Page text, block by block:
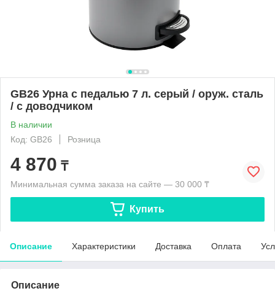
GB26 Урна с педалью 7 л. серый / оруж. сталь
/ с доводчиком
В наличии
Код: GB26
Розница
4 870 ₸
Минимальная сумма заказа на сайте — 30 000 ₸
Купить
Описание Характеристики Доставка Оплата
Описание